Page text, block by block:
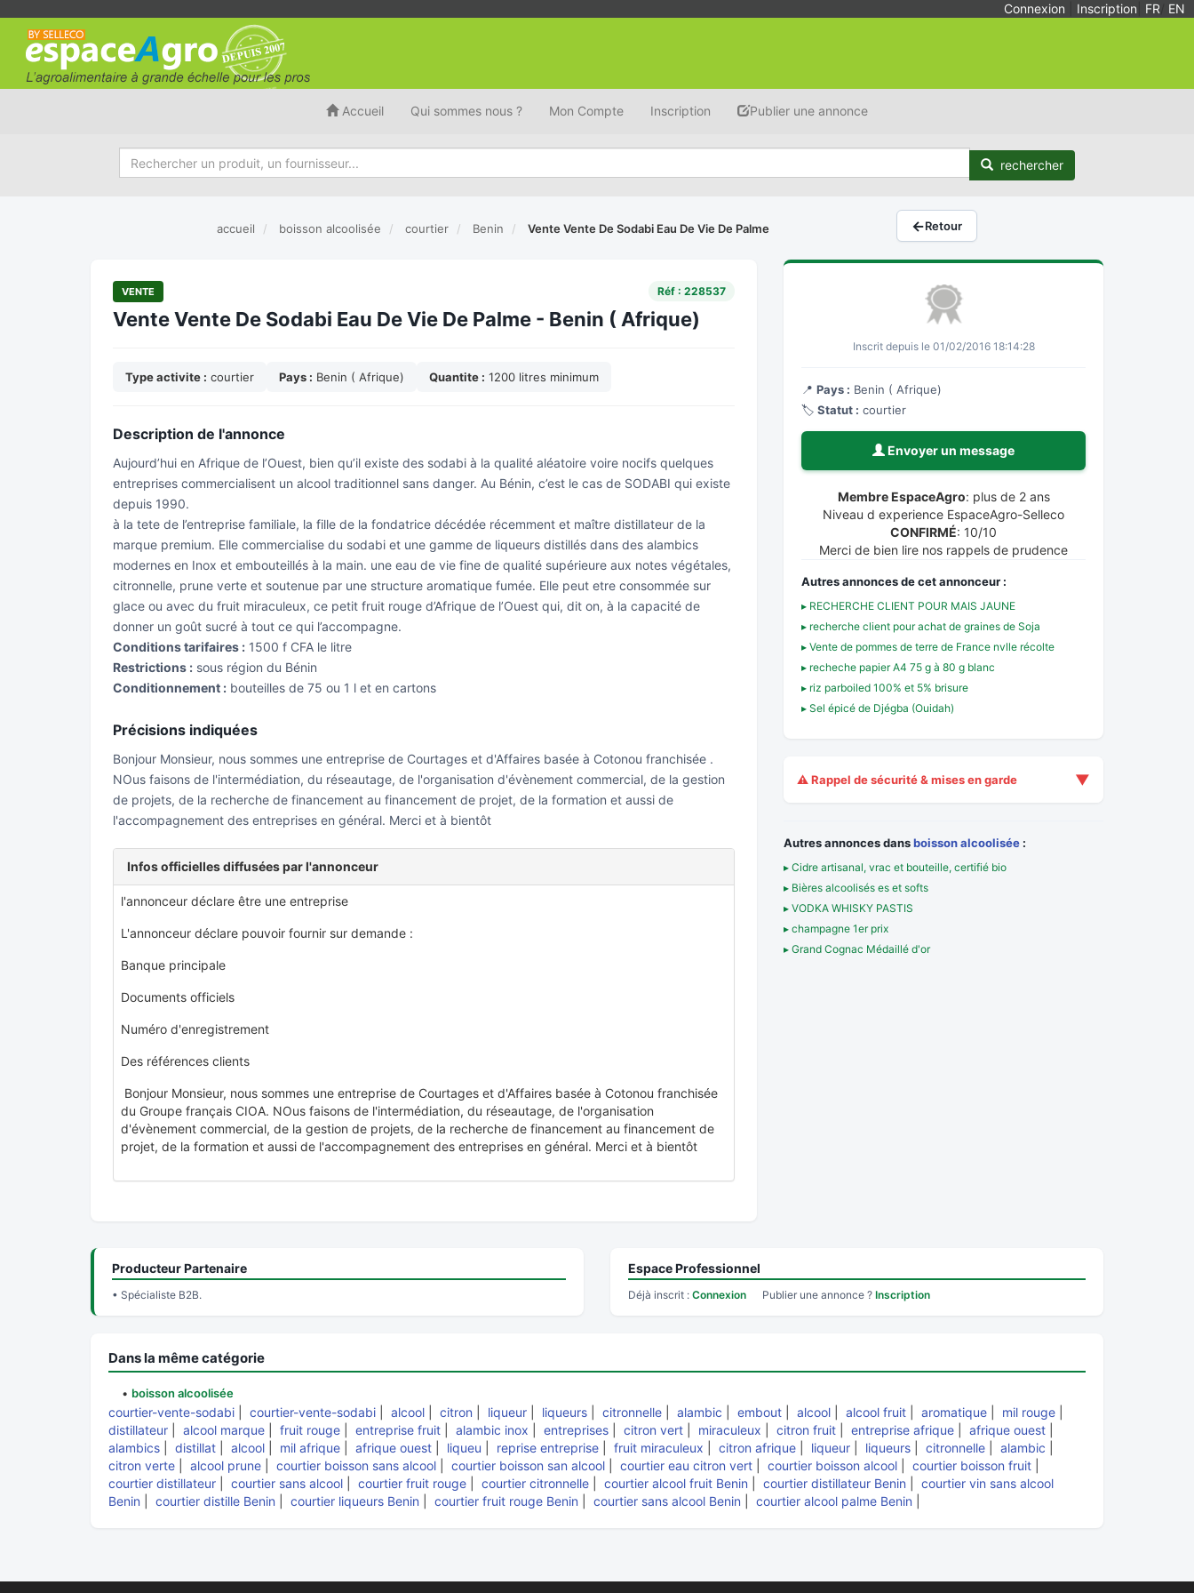
Connexion Inscription FR EN
Accueil Qui sommes nous ? Mon Compte Inscription Publier une annonce
rechercher
accueil boisson alcoolisée courtier Benin Vente Vente De Sodabi Eau De Vie De Palme ←Retour
VENTE Réf : 228537
Vente Vente De Sodabi Eau De Vie De Palme - Benin ( Afrique)
Type activite : courtier Pays : Benin ( Afrique) Quantite : 1200 litres minimum
Description de l'annonce
Aujourd’hui en Afrique de l’Ouest, bien qu’il existe des sodabi à la qualité aléatoire voire nocifs quelques
entreprises commercialisent un alcool traditionnel sans danger. Au Bénin, c’est le cas de SODABI qui existe
depuis 1990.
à la tete de l’entreprise familiale, la fille de la fondatrice décédée récemment et maître distillateur de la
marque premium. Elle commercialise du sodabi et une gamme de liqueurs distillés dans des alambics
modernes en Inox et embouteillés à la main. une eau de vie fine de qualité supérieure aux notes végétales,
citronnelle, prune verte et soutenue par une structure aromatique fumée. Elle peut etre consommée sur
glace ou avec du fruit miraculeux, ce petit fruit rouge d’Afrique de l’Ouest qui, dit on, à la capacité de
donner un goût sucré à tout ce qui l’accompagne.
Conditions tarifaires : 1500 f CFA le litre
Restrictions : sous région du Bénin
Conditionnement : bouteilles de 75 ou 1 l et en cartons
Précisions indiquées
Bonjour Monsieur, nous sommes une entreprise de Courtages et d'Affaires basée à Cotonou franchisée .
NOus faisons de l'intermédiation, du réseautage, de l'organisation d'évènement commercial, de la gestion
de projets, de la recherche de financement au financement de projet, de la formation et aussi de
l'accompagnement des entreprises en général. Merci et à bientôt
Infos officielles diffusées par l'annonceur
l'annonceur déclare être une entreprise
L'annonceur déclare pouvoir fournir sur demande :
Banque principale
Documents officiels
Numéro d'enregistrement
Des références clients
Bonjour Monsieur, nous sommes une entreprise de Courtages et d'Affaires basée à Cotonou franchisée
du Groupe français CIOA. NOus faisons de l'intermédiation, du réseautage, de l'organisation
d'évènement commercial, de la gestion de projets, de la recherche de financement au financement de
projet, de la formation et aussi de l'accompagnement des entreprises en général. Merci et à bientôt
Inscrit depuis le 01/02/2016 18:14:28
📍 Pays : Benin ( Afrique)
🏷️ Statut : courtier
Envoyer un message
Membre EspaceAgro: plus de 2 ans
Niveau d experience EspaceAgro-Selleco
CONFIRMÉ: 10/10
Merci de bien lire nos rappels de prudence
Autres annonces de cet annonceur :
▸ RECHERCHE CLIENT POUR MAIS JAUNE
▸ recherche client pour achat de graines de Soja
▸ Vente de pommes de terre de France nvlle récolte
▸ recheche papier A4 75 g à 80 g blanc
▸ riz parboiled 100% et 5% brisure
▸ Sel épicé de Djégba (Ouidah)
⚠️ Rappel de sécurité & mises en garde ▼
Autres annonces dansboisson alcoolisée :
▸ Cidre artisanal, vrac et bouteille, certifié bio
▸ Bières alcoolisés es et softs
▸ VODKA WHISKY PASTIS
▸ champagne 1er prix
▸ Grand Cognac Médaillé d'or
Producteur Partenaire
• Spécialiste B2B.
Espace Professionnel
Déjà inscrit : Connexion Publier une annonce ? Inscription
Dans la même catégorie
• boisson alcoolisée
courtier-vente-sodabi courtier-vente-sodabi alcool citron liqueur liqueurs citronnelle alambic embout alcool alcool fruit aromatique mil rouge
distillateur
alcool marque fruit rouge entreprise fruit alambic inox entreprises citron vert miraculeux citron fruit entreprise afrique afrique ouest
alambics
distillat alcool mil afrique afrique ouest liqueu reprise entreprise fruit miraculeux citron afrique liqueur liqueurs citronnelle alambic
citron verte
alcool prune courtier boisson sans alcool courtier boisson san alcool courtier eau citron vert courtier boisson alcool courtier boisson fruit
courtier distillateur
courtier sans alcool courtier fruit rouge courtier citronnelle courtier alcool fruit Benin courtier distillateur Benin
courtier vin sans alcool
Benin
courtier distille Benin courtier liqueurs Benin courtier fruit rouge Benin courtier sans alcool Benin courtier alcool palme Benin